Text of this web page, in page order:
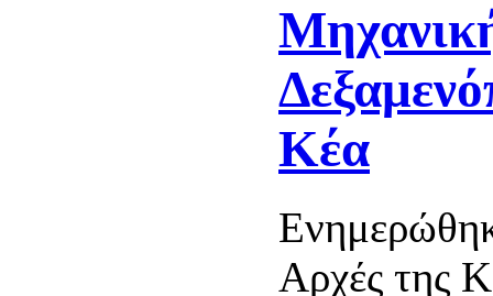
Κέα
Αρχές της